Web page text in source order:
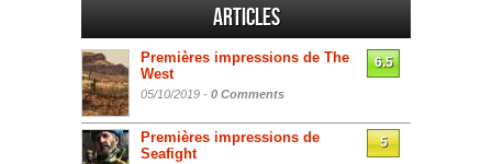
Articles
Premières impressions de The
West
05/10/2019 - 0 Comments
6.5
Premières impressions de
Seafight
5